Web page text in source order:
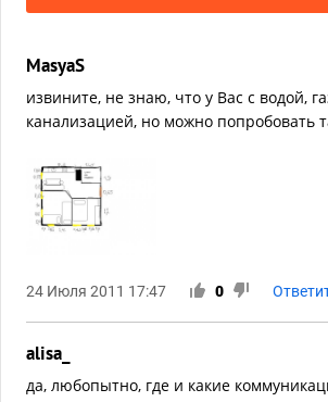
MasyaS
извините, не знаю, что у Вас с водой,
канализацией, но можно попробовать
24 Июля 2011 17:47 0
alisa_
да, любопытно, где и какие